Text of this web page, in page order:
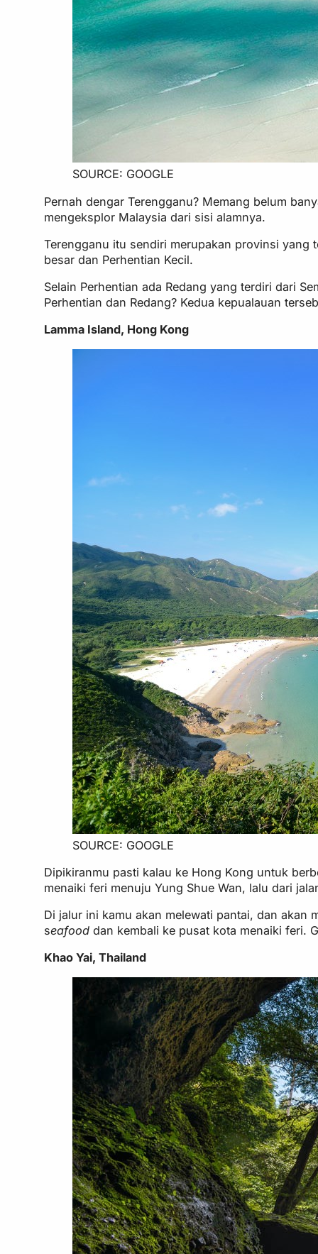
SOURCE: GOOGLE
Pernah dengar Terengganu? Memang belum
mengeksplor Malaysia dari sisi alamnya.
Terengganu itu sendiri merupakan provinsi yang
besar dan Perhentian Kecil.
Selain Perhentian ada Redang yang terdiri dari
Perhentian dan Redang? Kedua kepualauan
Lamma Island, Hong Kong
SOURCE: GOOGLE
Dipikiranmu pasti kalau ke Hong Kong untuk
menaiki feri menuju Yung Shue Wan, lalu dari
Di jalur ini kamu akan melewati pantai, dan akan
seafooddan kembali ke pusat kota menaiki feri.
Khao Yai, Thailand